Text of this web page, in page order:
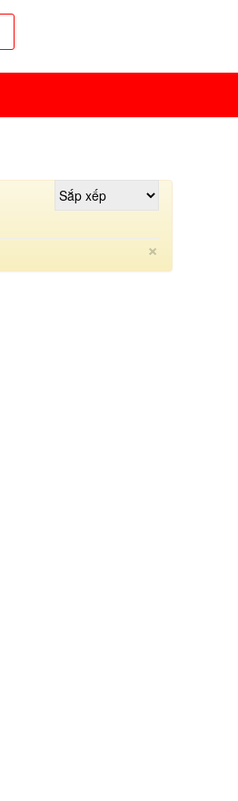
×Close